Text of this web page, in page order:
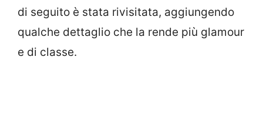
di seguito è stata rivisitata, aggiungendo
qualche dettaglio che la rende più glamour
e di classe.